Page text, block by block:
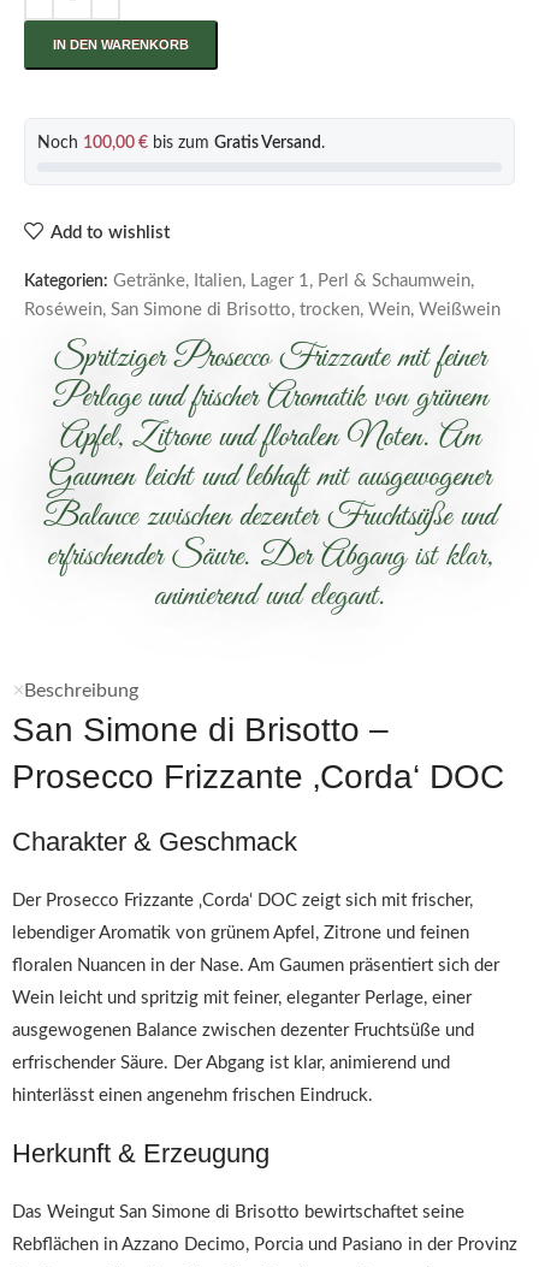
IN DEN WARENKORB
Noch 100,00 € bis zum Gratis Versand .
Add to wishlist
Kategorien: Getränke, Italien, Lager 1, Perl & Schaumwein,
Roséwein, San Simone di Brisotto, trocken, Wein, Weißwein
Spritziger Prosecco Frizzante mit feiner
Perlage und frischer Aromatik von grünem
Apfel, Zitrone und floralen Noten. Am
Gaumen leicht und lebhaft mit ausgewogener
Balance zwischen dezenter Fruchtsüße und
erfrischender Säure. Der Abgang ist klar,
animierend und elegant.
Beschreibung
San Simone di Brisotto –
Prosecco Frizzante ‚Corda‘ DOC
Charakter & Geschmack
Der Prosecco Frizzante ‚Corda‘ DOC zeigt sich mit frischer,
lebendiger Aromatik von grünem Apfel, Zitrone und feinen
floralen Nuancen in der Nase. Am Gaumen präsentiert sich der
Wein leicht und spritzig mit feiner, eleganter Perlage, einer
ausgewogenen Balance zwischen dezenter Fruchtsüße und
erfrischender Säure. Der Abgang ist klar, animierend und
hinterlässt einen angenehm frischen Eindruck.
Herkunft & Erzeugung
Das Weingut San Simone di Brisotto bewirtschaftet seine
Rebflächen in Azzano Decimo, Porcia und Pasiano in der Provinz